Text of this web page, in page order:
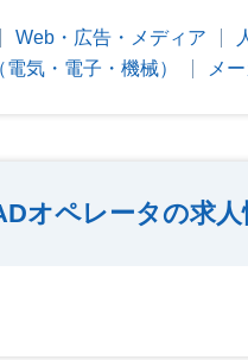
Web・広告・メディア
電気・電子・機械） メ
オペレータの求